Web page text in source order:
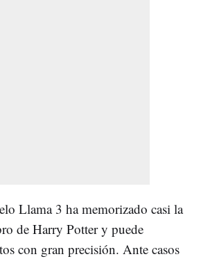
Llama 3 ha memorizado casi la
de Harry Potter y puede
con gran precisión. Ante casos